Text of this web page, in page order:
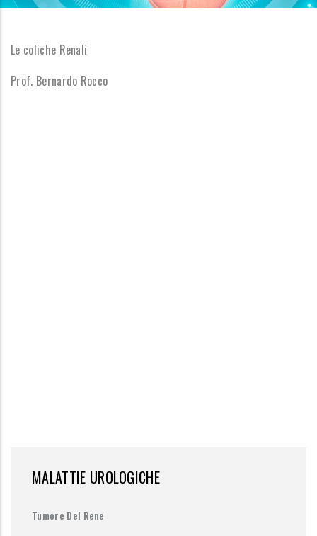
Le coliche Renali
Prof. Bernardo Rocco
MALATTIE UROLOGICHE
Tumore Del Rene